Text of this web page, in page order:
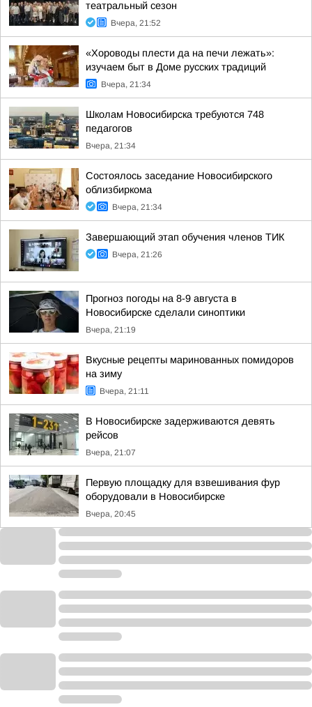
театральный сезон
Вчера, 21:52
«Хороводы плести да на печи лежать»:
изучаем быт в Доме русских традиций
Вчера, 21:34
Школам Новосибирска требуются 748
педагогов
Вчера, 21:34
Состоялось заседание Новосибирского
облизбиркома
Вчера, 21:34
Завершающий этап обучения членов ТИК
Вчера, 21:26
Прогноз погоды на 8-9 августа в
Новосибирске сделали синоптики
Вчера, 21:19
Вкусные рецепты маринованных помидоров
на зиму
Вчера, 21:11
В Новосибирске задерживаются девять
рейсов
Вчера, 21:07
Первую площадку для взвешивания фур
оборудовали в Новосибирске
Вчера, 20:45